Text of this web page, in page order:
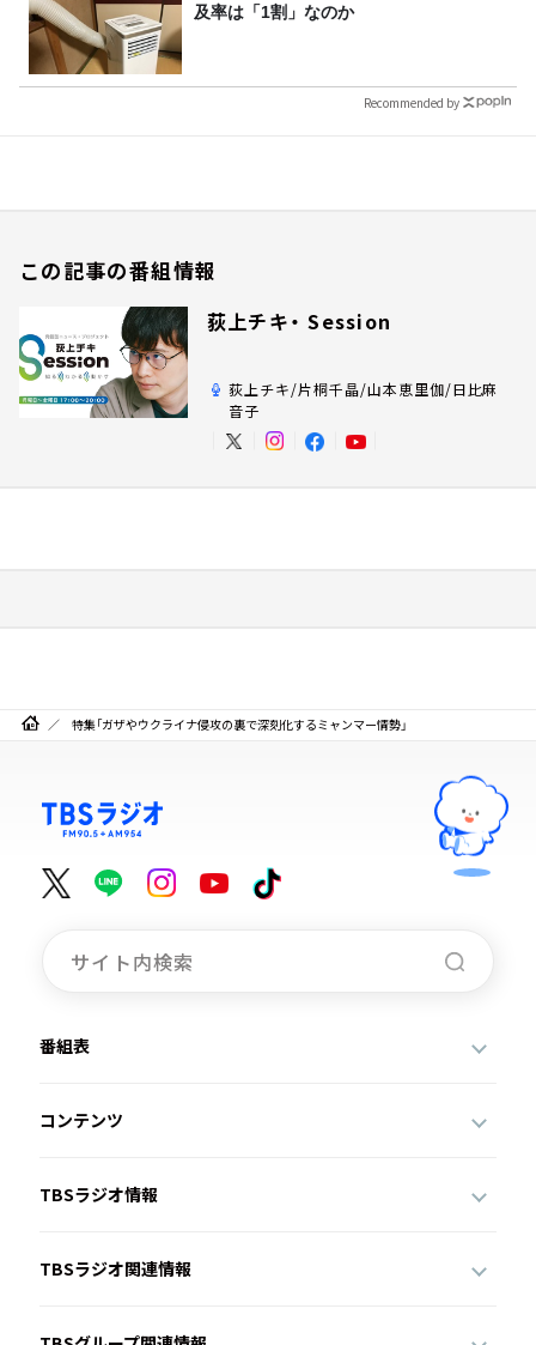
及率は「1割」なのか
Recommended by
この記事の番組情報
荻上チキ・ Session
荻上チキ/片桐千晶/山本恵里伽/日比麻
音子
特集「ガザやウクライナ侵攻の裏で深刻化するミャンマー情勢」
番組表
コンテンツ
TBSラジオ情報
TBSラジオ関連情報